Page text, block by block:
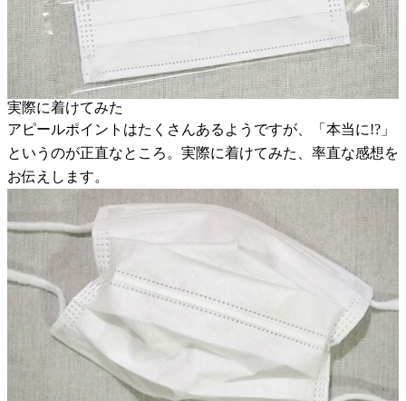
実際に着けてみた
アピールポイントはたくさんあるようですが、「本当に!?」
というのが正直なところ。実際に着けてみた、率直な感想を
お伝えします。